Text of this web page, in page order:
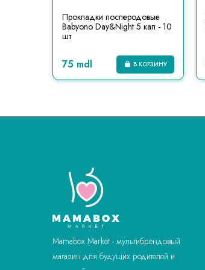
Прокладки послеродовые
Babyono Day&Night 5 кап - 10
шт
75 mdl В КОРЗИНУ
Mamabox Market - мультибрендовый
магазин для будущих родителей и